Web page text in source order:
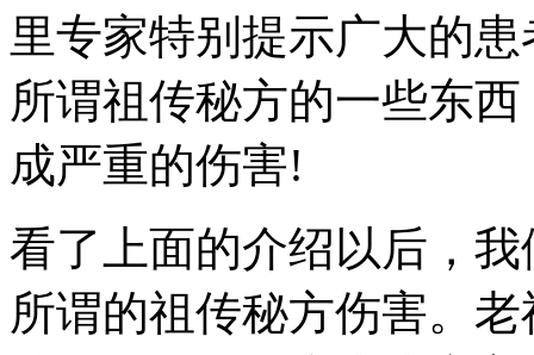
里专家特别提示广大的
所谓祖传秘方的一些东
成严重的伤害!
看了上面的介绍以后，
所谓的祖传秘方伤害。